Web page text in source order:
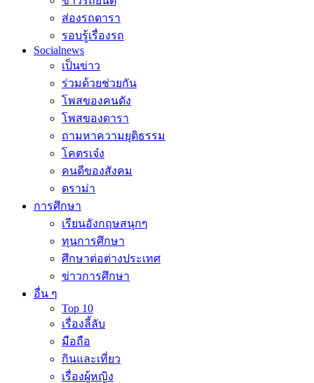
ส่องรถดารา
รอบรู้เรื่องรถ
Socialnews
เป็นข่าว
ร่วมด้วยช่วยกัน
โพสของคนดัง
โพสของดารา
ถามหาความยุติธรรม
โคตรเจ๋ง
คนดีของสังคม
ดราม่า
การศึกษา
เรียนอังกฤษสนุกๆ
ทุนการศึกษา
ศึกษาต่อต่างประเทศ
ข่าวการศึกษา
อื่น ๆ
Top 10
เรื่องลี้ลับ
มือถือ
กินและเที่ยว
เรื่องผู้หญิง